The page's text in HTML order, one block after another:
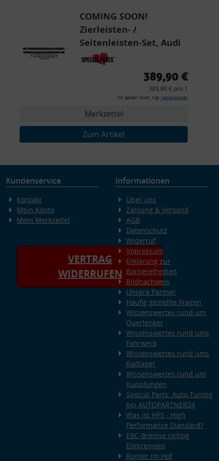
COMING SOON!
Zierleisten- /
Seitenleisten-Set, Audi
80 Cabrio, Coupe, S2, (6x
Zierleiste, 2x Kappe,
Montagewerkzeug)
389,90 €
389,90 € pro 1
inkl. gesetzl. MwSt., zzgl. Versandkosten
Merkzettel
Zum Artikel
Kundenservice
Kontakt
Mein Konto
Mein Merkzettel
VERTRAG
WIDERRUFEN
Informationen
Über uns
Zahlung & Versand
AGB
Datenschutz
Widerruf
Impressum
Erklärung zur
Barrierefreiheit
Bildnachweis
Unsere Partner
Häufig gestellte Fragen
Wissenswertes rund um
Querlenker
Wissenswertes rund ums
Fahrwerk
Wissenswertes rund ums
Radlager
Wissenswertes rund um
Kupplungen
Special Parts: Auto-Tuning
bei AUTOPARTNER24
Was ist HPS - High
Performance Standard?
EBC-Bremse richtig
Einbremsen
Runter im Hof